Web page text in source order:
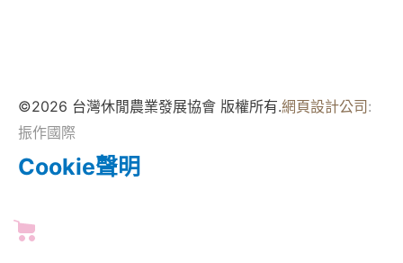
©2026 台灣休閒農業發展協會 版權所有.網頁設計公司:
振作國際
Cookie聲明